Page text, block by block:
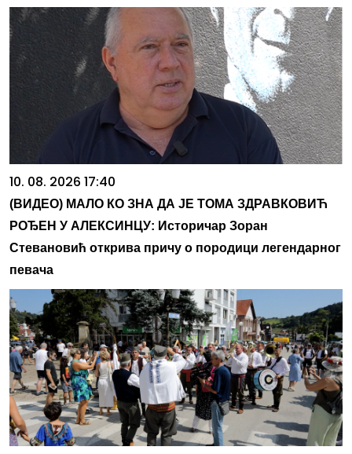
10. 08. 2026 17:40
(ВИДЕО) МАЛО КО ЗНА ДА ЈЕ ТОМА ЗДРАВКОВИЋ
РОЂЕН У АЛЕКСИНЦУ: Историчар Зоран
Стевановић открива причу о породици легендарног
певача